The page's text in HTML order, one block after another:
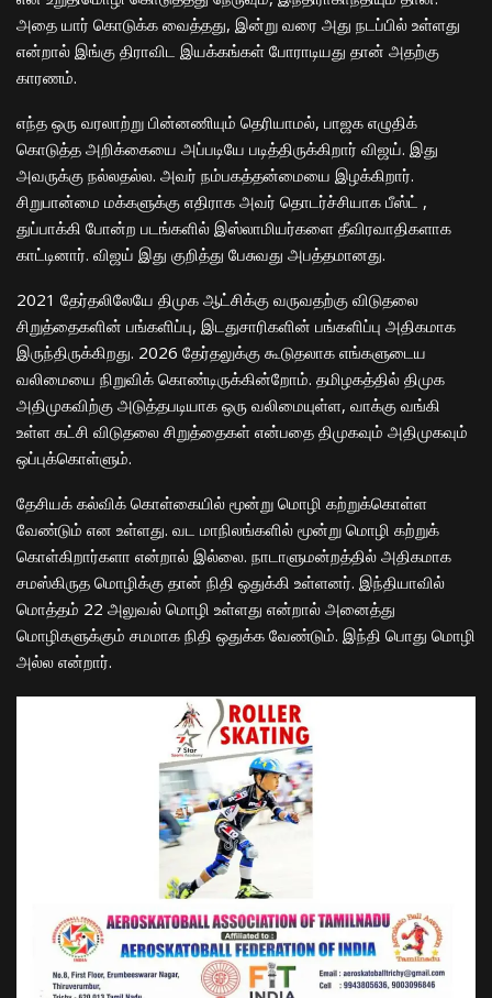
அதை யார் கொடுக்க வைத்தது, இன்று வரை அது நடப்பில் உள்ளது
என்றால் இங்கு திராவிட இயக்கங்கள் போராடியது தான் அதற்கு
காரணம்.
எந்த ஒரு வரலாற்று பின்னணியும் தெரியாமல், பாஜக எழுதிக்
கொடுத்த அறிக்கையை அப்படியே படித்திருக்கிறார் விஜய். இது
அவருக்கு நல்லதல்ல. அவர் நம்பகத்தன்மையை இழக்கிறார்.
சிறுபான்மை மக்களுக்கு எதிராக அவர் தொடர்ச்சியாக பீஸ்ட் ,
துப்பாக்கி போன்ற படங்களில் இஸ்லாமியர்களை தீவிரவாதிகளாக
காட்டினார். விஜய் இது குறித்து பேசுவது அபத்தமானது.
2021 தேர்தலிலேயே திமுக ஆட்சிக்கு வருவதற்கு விடுதலை
சிறுத்தைகளின் பங்களிப்பு, இடதுசாரிகளின் பங்களிப்பு அதிகமாக
இருந்திருக்கிறது. 2026 தேர்தலுக்கு கூடுதலாக எங்களுடைய
வலிமையை நிறுவிக் கொண்டிருக்கின்றோம்‌. தமிழகத்தில் திமுக
அதிமுகவிற்கு அடுத்தபடியாக ஒரு வலிமையுள்ள, வாக்கு வங்கி
உள்ள கட்சி விடுதலை சிறுத்தைகள் என்பதை திமுகவும் அதிமுகவும்
ஒப்புக்கொள்ளும்.
தேசியக் கல்விக் கொள்கையில் மூன்று மொழி கற்றுக்கொள்ள
வேண்டும் என உள்ளது. வட மாநிலங்களில் மூன்று மொழி கற்றுக்
கொள்கிறார்களா என்றால் இல்லை. நாடாளுமன்றத்தில் அதிகமாக
சமஸ்கிருத மொழிக்கு தான் நிதி ஒதுக்கி உள்ளனர். இந்தியாவில்
மொத்தம் 22 அலுவல் மொழி உள்ளது என்றால் அனைத்து
மொழிகளுக்கும் சமமாக நிதி ஒதுக்க வேண்டும். இந்தி பொது மொழி
அல்ல என்றார்.